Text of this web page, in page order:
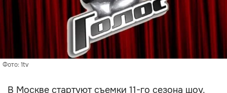
Фото: 1tv
В Москве стартуют съемки 11-го сезона шоу.